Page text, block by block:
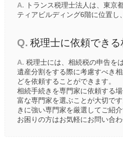
A.
トランス税理士法人は、東京
ティアビルディング6階に位置し
Q. 税理士に依頼できる
A. 税理士には、相続税の申告を
遺産分割をする際に考慮すべき
どを依頼することができます。
相続手続きを専門家に依頼する
富な専門家を選ぶことが大切で
きに強い専門家を厳選してご紹
お困りの方はお気軽にお問い合わ